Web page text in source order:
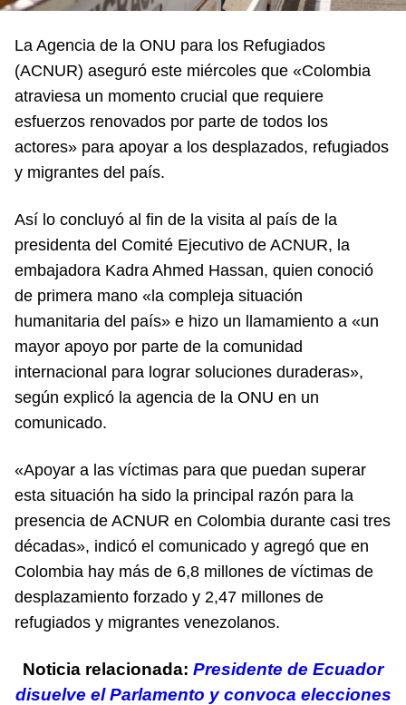
La Agencia de la ONU para los Refugiados
(ACNUR) aseguró este miércoles que «Colombia
atraviesa un momento crucial que requiere
esfuerzos renovados por parte de todos los
actores» para apoyar a los desplazados, refugiados
y migrantes del país.
Así lo concluyó al fin de la visita al país de la
presidenta del Comité Ejecutivo de ACNUR, la
embajadora Kadra Ahmed Hassan, quien conoció
de primera mano «la compleja situación
humanitaria del país» e hizo un llamamiento a «un
mayor apoyo por parte de la comunidad
internacional para lograr soluciones duraderas»,
según explicó la agencia de la ONU en un
comunicado.
«Apoyar a las víctimas para que puedan superar
esta situación ha sido la principal razón para la
presencia de ACNUR en Colombia durante casi tres
décadas», indicó el comunicado y agregó que en
Colombia hay más de 6,8 millones de víctimas de
desplazamiento forzado y 2,47 millones de
refugiados y migrantes venezolanos.
Noticia relacionada: Presidente de Ecuador
disuelve el Parlamento y convoca elecciones